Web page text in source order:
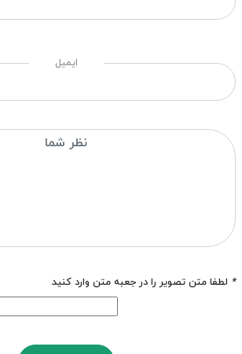
ایمیل
* لطفا متن تصویر را در جعبه متن وارد کنید